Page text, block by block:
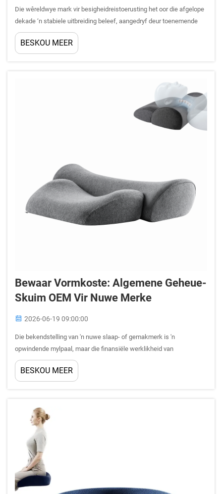
Die wêreldwye mark vir besigheidreistoerusting het oor die afgelope
dekade ‘n stabiele uitbreiding beleef, aangedryf deur toenemende
internasionale mobiliteit en ‘n groeiende vraag na geriefoplossings
tydens langvlugte en oorgangstydperke. Van die mees algemene …
BESKOU MEER
Bewaar Vormkoste: Algemene Geheue-
Skuim OEM Vir Nuwe Merke
2026-06-19 09:00:00
Die bekendstelling van 'n nuwe slaap- of gemakmerk is 'n
opwindende mylpaal, maar die finansiële werklikheid van
gereedskap, monsters en minimum bestellingverpligtinge kan gou
vroeë-fase begrotings laat inkrimp. Een van die slimste strategiese
BESKOU MEER